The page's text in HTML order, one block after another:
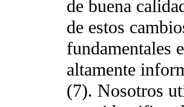
de buena
de estos
fundamentales
altamente
(7). Nosotros